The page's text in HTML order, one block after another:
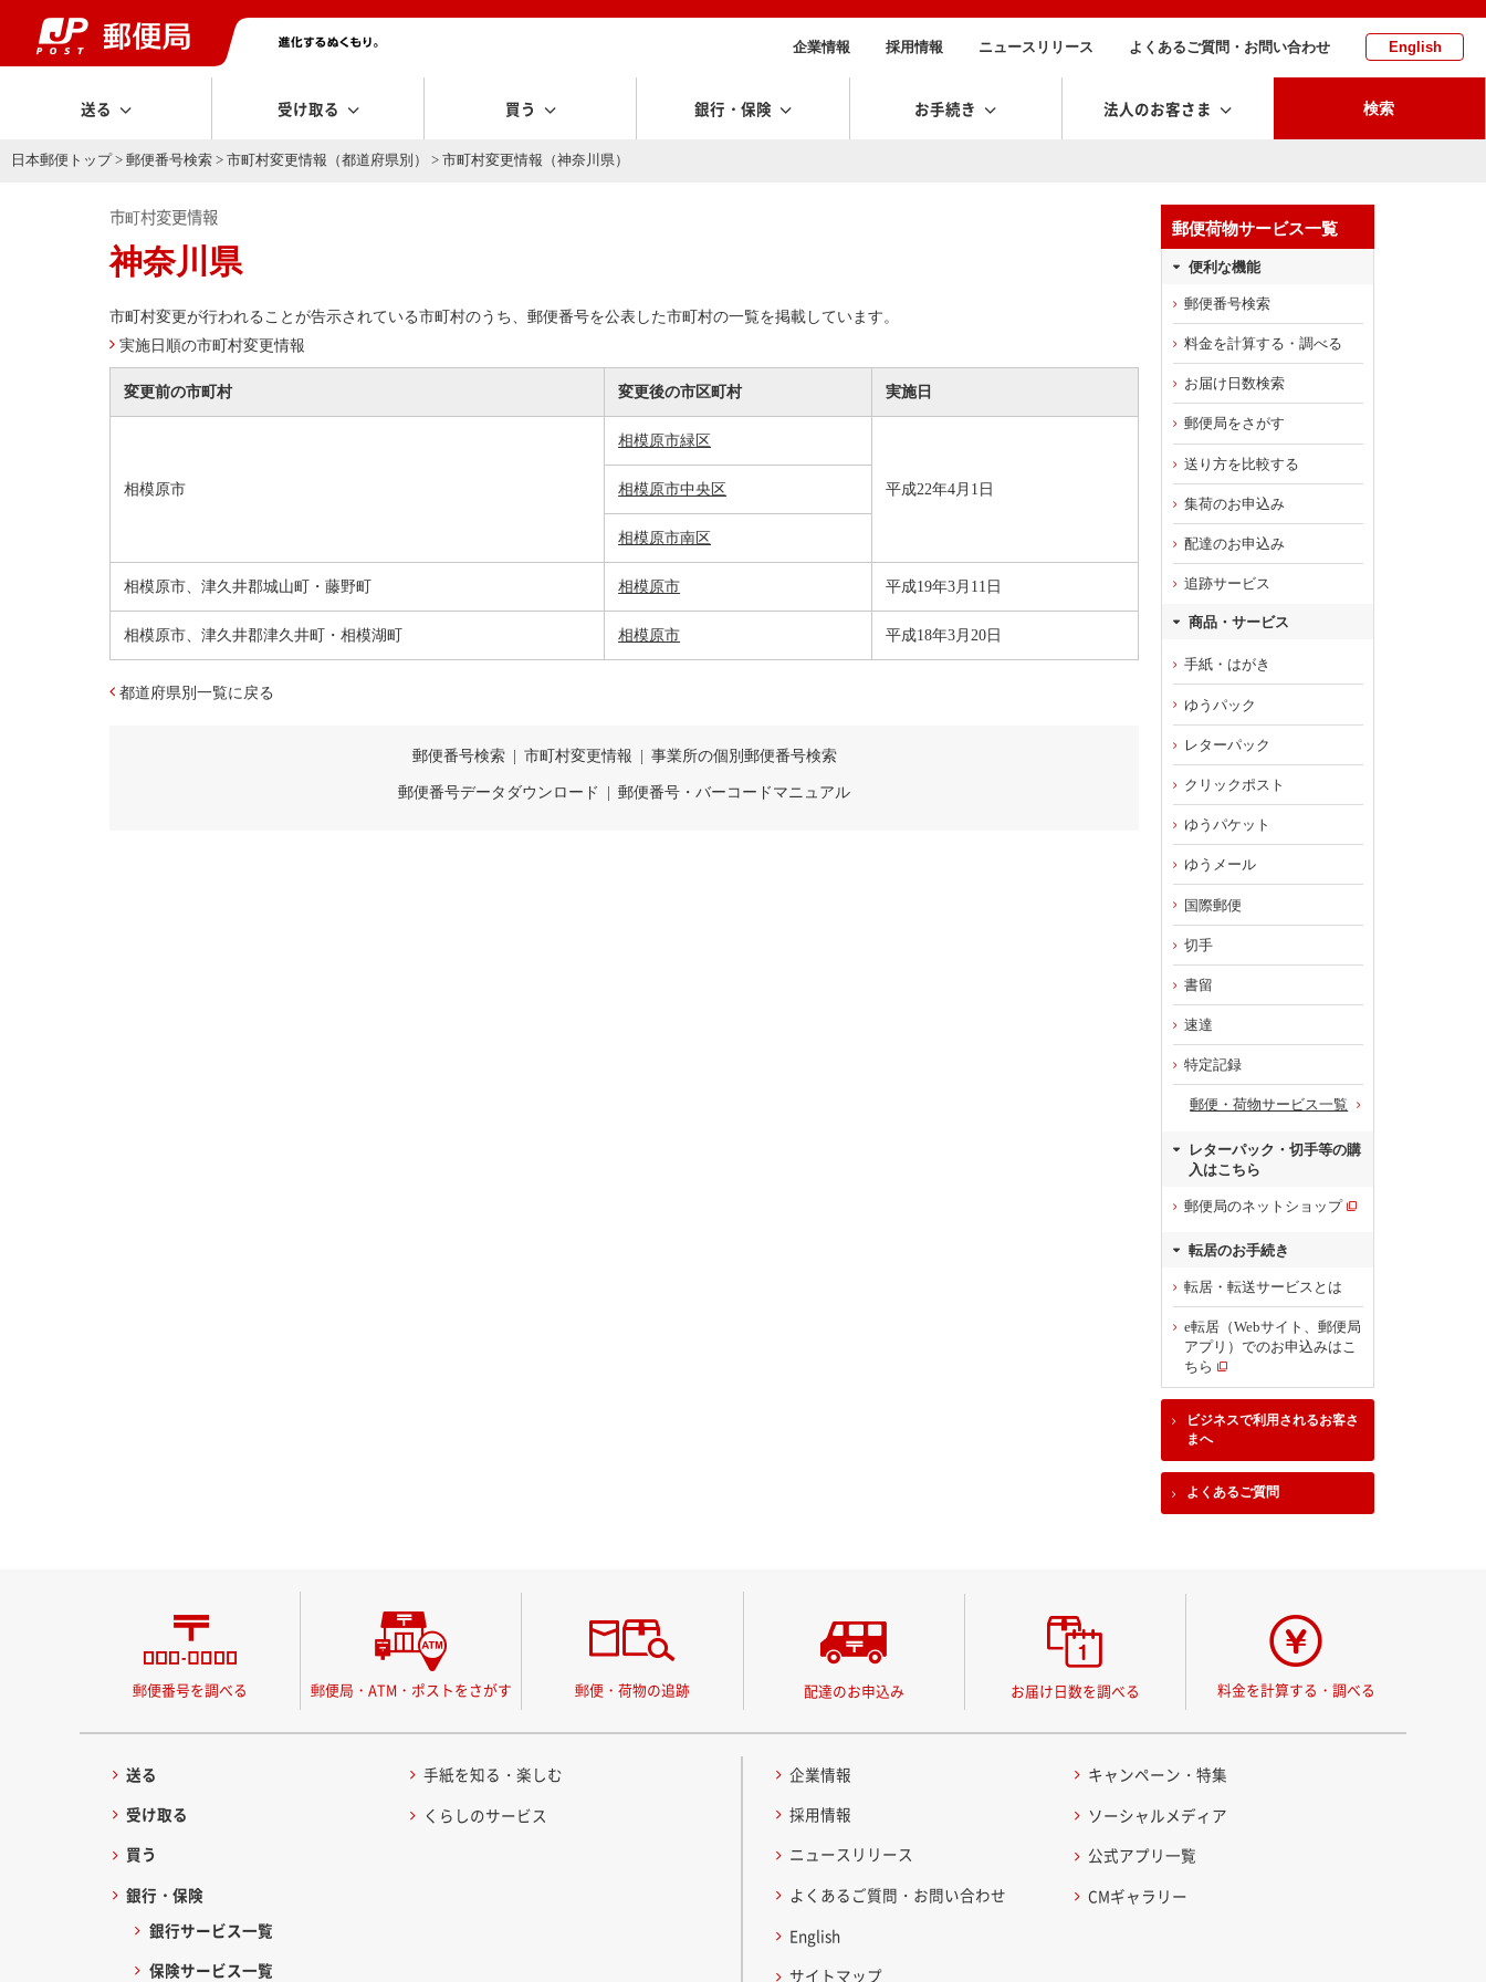
企業情報 採用情報 ニュースリリース よくあるご質問・お問い合わせ English
送る 受け取る 買う 銀行・保険 お手続き 法人のお客さま 検索
日本郵便トップ>郵便番号検索 >市町村変更情報（都道府県別） > 市町村変更情報（神奈川県）
市町村変更情報
神奈川県
市町村変更が行われることが告示されている市町村のうち、郵便番号を公表した市町村の一覧を掲載しています。
実施日順の市町村変更情報
変更前の市町村 変更後の市区町村 実施日
相模原市
相模原市緑区
平成22年4月1日
相模原市中央区
相模原市南区
相模原市、津久井郡城山町・藤野町 相模原市 平成19年3月11日
相模原市、津久井郡津久井町・相模湖町 相模原市 平成18年3月20日
都道府県別一覧に戻る
郵便番号検索 | 市町村変更情報 | 事業所の個別郵便番号検索
郵便番号データダウンロード | 郵便番号・バーコードマニュアル
郵便荷物サービス一覧
便利な機能
郵便番号検索
料金を計算する・調べる
お届け日数検索
郵便局をさがす
送り方を比較する
集荷のお申込み
配達のお申込み
追跡サービス
商品・サービス
手紙・はがき
ゆうパック
レターパック
クリックポスト
ゆうパケット
ゆうメール
国際郵便
切手
書留
速達
特定記録
郵便・荷物サービス一覧
レターパック・切手等の購
入はこちら
郵便局のネットショップ
転居のお手続き
転居・転送サービスとは
e転居（Webサイト、郵便局
アプリ）でのお申込みはこ
ちら
ビジネスで利用されるお客さ
まへ
よくあるご質問
郵便番号を調べる 郵便局・ATM・ポストをさがす 郵便・荷物の追跡 配達のお申込み お届け日数を調べる 料金を計算する・調べる
送る
受け取る
買う
銀行・保険
銀行サービス一覧
保険サービス一覧
手紙を知る・楽しむ
くらしのサービス
企業情報
採用情報
ニュースリリース
よくあるご質問・お問い合わせ
English
サイトマップ
キャンペーン・特集
ソーシャルメディア
公式アプリ一覧
CMギャラリー